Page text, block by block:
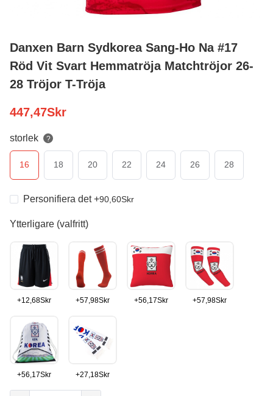
Danxen Barn Sydkorea Sang-Ho Na #17
Röd Vit Svart Hemmatröja Matchtröjor 26-
28 Tröjor T-Tröja
447,47Skr
storlek ?
16 18 20 22 24 26 28
Personifiera det+90,60Skr
Ytterligare (valfritt)
+12,68Skr +57,98Skr +56,17Skr +57,98Skr
+56,17Skr +27,18Skr